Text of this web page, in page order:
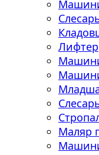
Лифтер
Маляр